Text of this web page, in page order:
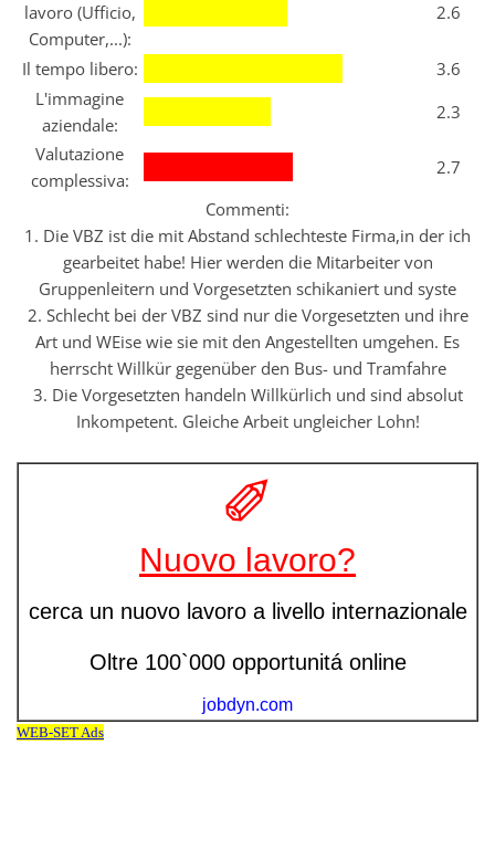
lavoro (Ufficio,
Computer,...):
2.6
Il tempo libero:
3.6
L'immagine
aziendale:
2.3
Valutazione
complessiva:
2.7
Commenti:
1. Die VBZ ist die mit Abstand schlechteste Firma,in der ich
gearbeitet habe! Hier werden die Mitarbeiter von
Gruppenleitern und Vorgesetzten schikaniert und syste
2. Schlecht bei der VBZ sind nur die Vorgesetzten und ihre
Art und WEise wie sie mit den Angestellten umgehen. Es
herrscht Willkür gegenüber den Bus- und Tramfahre
3. Die Vorgesetzten handeln Willkürlich und sind absolut
Inkompetent. Gleiche Arbeit ungleicher Lohn!